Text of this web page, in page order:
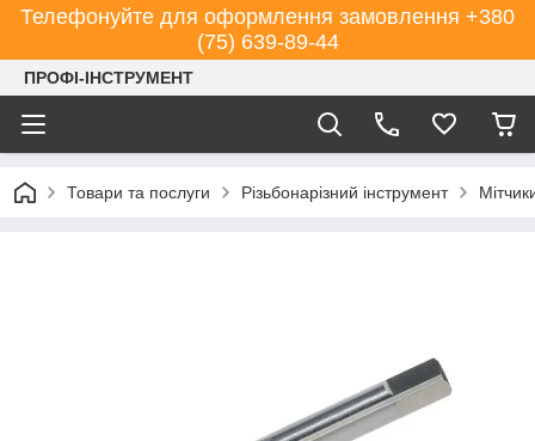
Телефонуйте для оформлення замовлення +380
(75) 639-89-44
ПРОФІ-ІНСТРУМЕНТ
Товари та послуги Різьбонарізний інструмент